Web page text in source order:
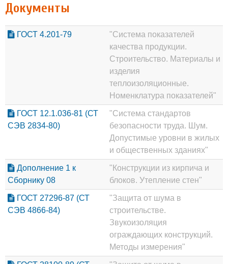
Документы
ГОСТ 4.201-79
"Система показателей
качества продукции.
Строительство. Материалы и
изделия
теплоизоляционные.
Номенклатура показателей"
ГОСТ 12.1.036-81 (СТ
СЭВ 2834-80)
"Система стандартов
безопасности труда. Шум.
Допустимые уровни в жилых
и общественных зданиях"
Дополнение 1 к
Сборнику 08
"Конструкции из кирпича и
блоков. Утепление стен"
ГОСТ 27296-87 (СТ
СЭВ 4866-84)
"Защита от шума в
строительстве.
Звукоизоляция
ограждающих конструкций.
Методы измерения"